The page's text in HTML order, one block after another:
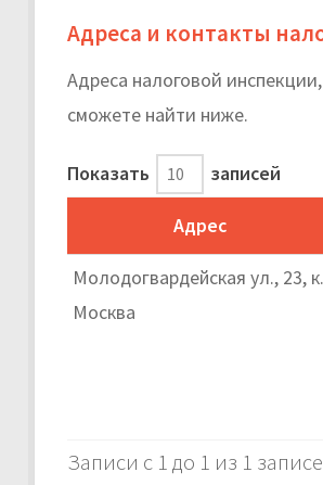
Адреса и контакты
Адреса налоговой
cможете найти ниже.
Показать записей
Адрес
Молодогвардейская ул., 23,
Москва
Записи с 1 до 1 из 1